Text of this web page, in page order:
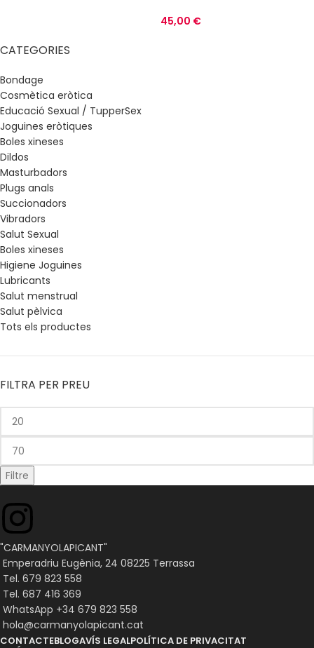
CATEGORIES
Bondage
Cosmètica eròtica
Educació Sexual / TupperSex
Joguines eròtiques
Boles xineses
Dildos
Masturbadors
Plugs anals
Succionadors
Vibradors
Salut Sexual
Boles xineses
Higiene Joguines
Lubricants
Salut menstrual
Salut pèlvica
Tots els productes
FILTRA PER PREU
Filtre
45,00 €
"CARMANYOLAPICANT"
Emperadriu Eugènia, 24 08225 Terrassa
Tel. 679 823 558
Tel. 687 416 369
WhatsApp +34 679 823 558
hola@carmanyolapicant.cat
CONTACTEBLOGAVÍS LEGALPOLÍTICA DE PRIVACITAT